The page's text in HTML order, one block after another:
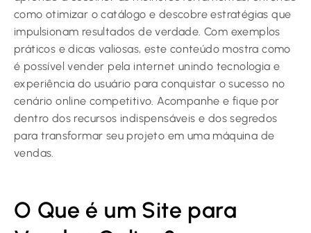
como otimizar o catálogo e descobre estratégias que
impulsionam resultados de verdade. Com exemplos
práticos e dicas valiosas, este conteúdo mostra como
é possível vender pela internet unindo tecnologia e
experiência do usuário para conquistar o sucesso no
cenário online competitivo. Acompanhe e fique por
dentro dos recursos indispensáveis e dos segredos
para transformar seu projeto em uma máquina de
vendas.
O Que é um Site para